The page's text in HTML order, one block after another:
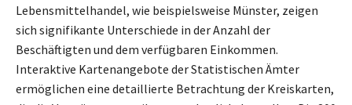
Lebensmittelhandel, wie beispielsweise Münster, zeigen
sich signifikante Unterschiede in der Anzahl der
Beschäftigten und dem verfügbaren Einkommen.
Interaktive Kartenangebote der Statistischen Ämter
ermöglichen eine detaillierte Betrachtung der Kreiskarten,